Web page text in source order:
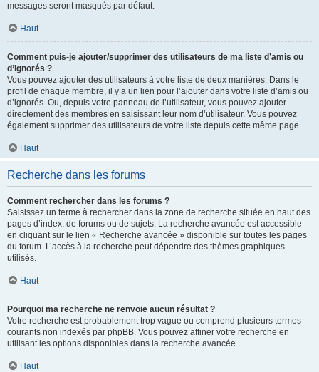
messages seront masqués par défaut.
Haut
Comment puis-je ajouter/supprimer des utilisateurs de ma liste d’amis ou
d’ignorés ?
Vous pouvez ajouter des utilisateurs à votre liste de deux manières. Dans le
profil de chaque membre, il y a un lien pour l’ajouter dans votre liste d’amis ou
d’ignorés. Ou, depuis votre panneau de l’utilisateur, vous pouvez ajouter
directement des membres en saisissant leur nom d’utilisateur. Vous pouvez
également supprimer des utilisateurs de votre liste depuis cette même page.
Haut
Recherche dans les forums
Comment rechercher dans les forums ?
Saisissez un terme à rechercher dans la zone de recherche située en haut des
pages d’index, de forums ou de sujets. La recherche avancée est accessible
en cliquant sur le lien « Recherche avancée » disponible sur toutes les pages
du forum. L’accès à la recherche peut dépendre des thèmes graphiques
utilisés.
Haut
Pourquoi ma recherche ne renvoie aucun résultat ?
Votre recherche est probablement trop vague ou comprend plusieurs termes
courants non indexés par phpBB. Vous pouvez affiner votre recherche en
utilisant les options disponibles dans la recherche avancée.
Haut